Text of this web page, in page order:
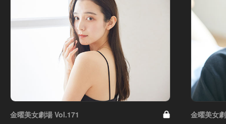
金曜美女劇場 Vol.171 金曜美女